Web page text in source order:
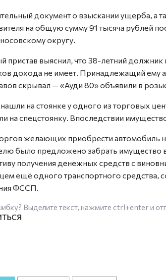
документ о взыскании ущерба, а
на общую сумму 91 тысяча рублей
округу.
пристав выяснил, что 38-летний
дохода не имеет. Принадлежащий ему
скрывал — «Ауди 80» объявили в
на стоянке у одного из торговых
на спецстоянку. Впоследствии
желающих приобрести автомобиль
было предложено забрать имущество
получения денежных средств с
ещё одного транспортного средства,
ФССП.
Выделите текст, нажмите ctrl+enterи